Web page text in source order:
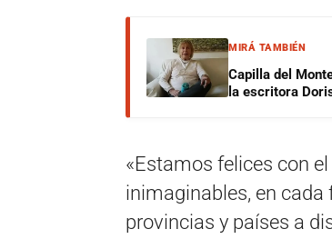
MIRÁ TAMBIÉN
Capilla del
la escritora
«Estamos felices con
inimaginables, en
provincias y países a